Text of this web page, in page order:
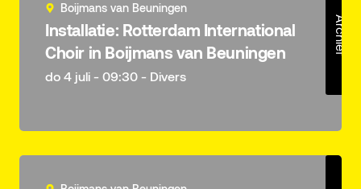
Archief
Boijmans van Beuningen
Installatie: Rotterdam International
Choir in Boijmans van Beuningen
do 4 juli - 09:30 - Divers